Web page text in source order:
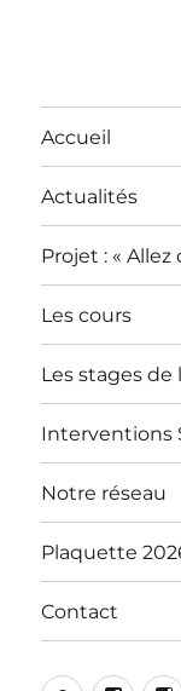
Accueil
Actualités
Projet : « Allez
Les cours
Les stages de
Interventions
Notre réseau
Plaquette
Contact